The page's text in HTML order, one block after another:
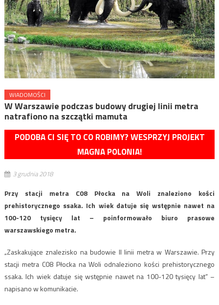
WIADOMOŚCI
W Warszawie podczas budowy drugiej linii metra
natrafiono na szczątki mamuta
PODOBA CI SIĘ TO CO ROBIMY? WESPRZYJ PROJEKT
MAGNA POLONIA!
3 grudnia 2018
Przy stacji metra C08 Płocka na Woli znaleziono kości
prehistorycznego ssaka. Ich wiek datuje się wstępnie nawet na
100-120 tysięcy lat – poinformowało biuro prasowe
warszawskiego metra.
„Zaskakujące znalezisko na budowie II linii metra w Warszawie. Przy
stacji metra C08 Płocka na Woli odnaleziono kości prehistorycznego
ssaka. Ich wiek datuje się wstępnie nawet na 100-120 tysięcy lat” –
napisano w komunikacie.